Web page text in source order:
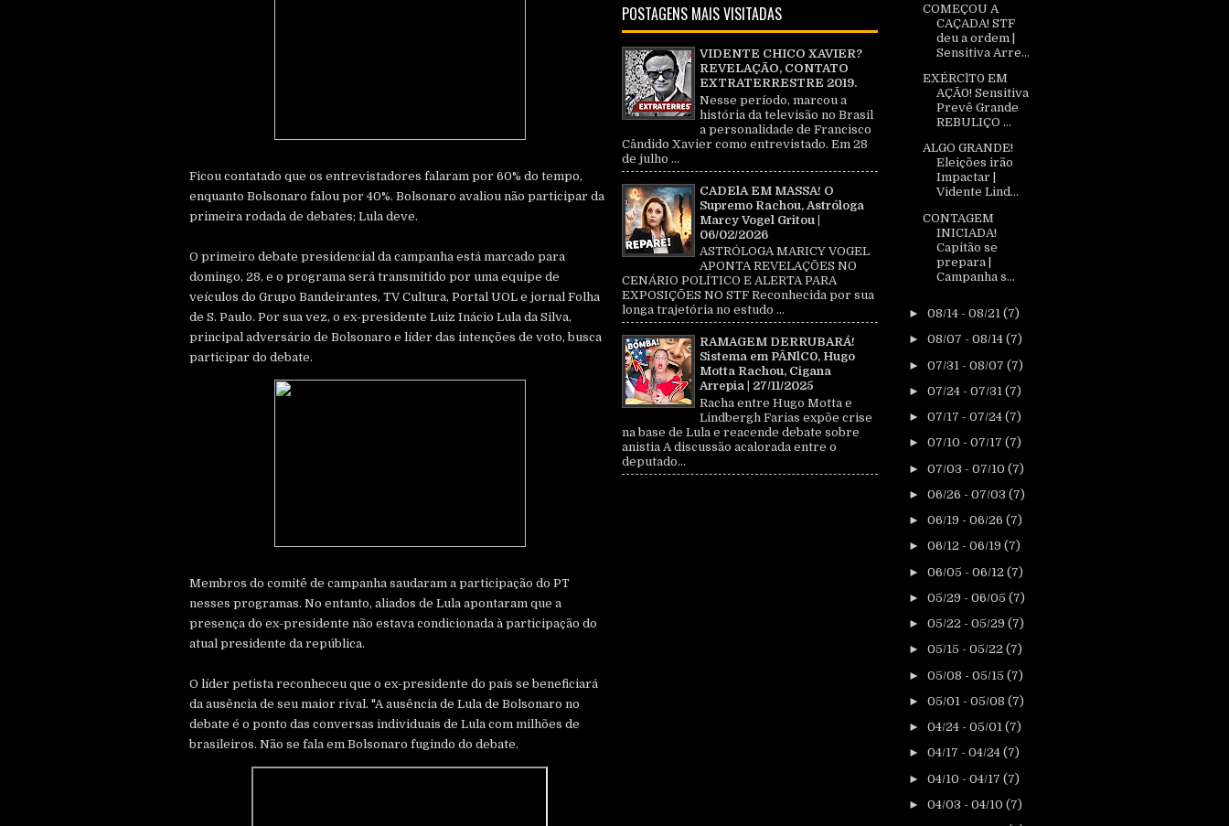
Ficou contatado que os entrevistadores falaram por 60% do tempo,
enquanto Bolsonaro falou por 40%. Bolsonaro avaliou não participar da
primeira rodada de debates; Lula deve.
O primeiro debate presidencial da campanha está marcado para
domingo, 28, e o programa será transmitido por uma equipe de
veículos do Grupo Bandeirantes, TV Cultura, Portal UOL e jornal Folha
de S. Paulo. Por sua vez, o ex-presidente Luiz Inácio Lula da Silva,
principal adversário de Bolsonaro e líder das intenções de voto, busca
participar do debate.
Membros do comitê de campanha saudaram a participação do PT
nesses programas. No entanto, aliados de Lula apontaram que a
presença do ex-presidente não estava condicionada à participação do
atual presidente da república.
O líder petista reconheceu que o ex-presidente do país se beneficiará
da ausência de seu maior rival. "A ausência de Lula de Bolsonaro no
debate é o ponto das conversas individuais de Lula com milhões de
brasileiros. Não se fala em Bolsonaro fugindo do debate.
POSTAGENS MAIS VISITADAS
VIDENTE CHICO XAVIER?
REVELAÇÃO, CONTATO
EXTRATERRESTRE 2019.
Nesse período, marcou a
história da televisão no Brasil
a personalidade de Francisco
Cândido Xavier como entrevistado. Em 28
de julho ...
CADElA EM MASSA! O
Supremo Rachou, Astróloga
Marcy Vogel Gritou |
06/02/2026
ASTRÓLOGA MARICY VOGEL
APONTA REVELAÇÕES NO
CENÁRIO POLÍTICO E ALERTA PARA
EXPOSIÇÕES NO STF Reconhecida por sua
longa trajetória no estudo ...
RAMAGEM DERRUBARÁ!
Sistema em PÂNlC0, Hugo
Motta Rachou, Cigana
Arrepia | 27/11/2025
Racha entre Hugo Motta e
Lindbergh Farias expõe crise
na base de Lula e reacende debate sobre
anistia A discussão acalorada entre o
deputado...
COMEÇOU A
CAÇADA! STF
deu a ordem |
Sensitiva Arre...
EXÉRClT0 EM
AÇÃ0! Sensitiva
Prevê Grande
REBULIÇO ...
ALGO GRANDE!
Eleições irão
Impactar |
Vidente Lind...
CONTAGEM
INICIADA!
Capitão se
prepara |
Campanha s...
► 08/14 - 08/21 (7)
► 08/07 - 08/14 (7)
► 07/31 - 08/07 (7)
► 07/24 - 07/31 (7)
► 07/17 - 07/24 (7)
► 07/10 - 07/17 (7)
► 07/03 - 07/10 (7)
► 06/26 - 07/03 (7)
► 06/19 - 06/26 (7)
► 06/12 - 06/19 (7)
► 06/05 - 06/12 (7)
► 05/29 - 06/05 (7)
► 05/22 - 05/29 (7)
► 05/15 - 05/22 (7)
► 05/08 - 05/15 (7)
► 05/01 - 05/08 (7)
► 04/24 - 05/01 (7)
► 04/17 - 04/24 (7)
► 04/10 - 04/17 (7)
► 04/03 - 04/10 (7)